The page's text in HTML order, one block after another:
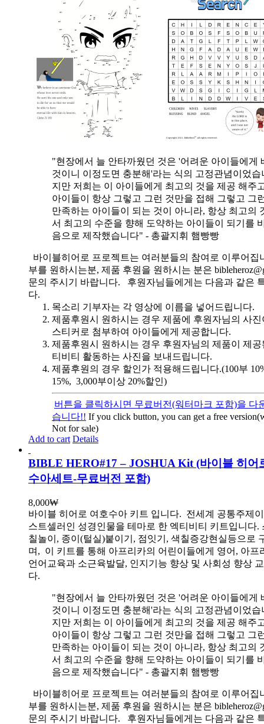
"현장에서 늘 안타까웠던 것은 '어려운 아이들에게
것이니 이정도면 충분해'라는 식의 고정관념이었습
지만 저희는 이 아이들에게 최고의 것을 제공 해주
아이들이 항상 그렇고 그런 것만을 접해 그렇고 그
만족하는 아이들이 되는 것이 아니라, 항상 최고의
서 최고의 수준을 향해 도약하는 아이들이 되기를
음으로 제작했습니다" - 총괄지휘 햄빵빵
바이블히어로 프로젝트는 여러분들의 참여로 이루어집
부를 원하시는분, 제품 후원을 원하시는 분은
문의 주시기 바랍니다. 후원자님들에게는 다음과 같은
다.
목소리 기부자는 각 영상에 이름을 넣어드립니다.
제품후원시 원하시는 경우 제품에 후원자님의 사
스티커로 첨부하여 아이들에게 제공합니다.
제품후원시 원하시는 경우 후원자님의 제품이 제
티비티 활동하는 사진을 보내드립니다.
제품후원의 경우 할인가 적용해드립니다.(100부
15%, 3,000부이상 20%할인)
버튼을 클릭하시면 무료버전(워터마크 포함)을 다
습니다!! If you click button, you can get a free
Not for sale)
Add to cart Details
BIBLE HERO#17 – JOSHUA Kit (바이블 히어
수아세트-무료버전 포함)
8,000₩
바이블 히어로 여호수아 키트 입니다. 전세계 공통주제
스트셀러인 성경인물을 테마로 한 엑티비티 키트입니다.
칠놀이, 종이(털실)붙이기, 점잇기, 색칠증강현실등으로
며, 이 키트를 통해 아프리카의 어린이들에게 영어, 아프
언어교육과 소근육발달, 인지기능 향상 및 사회성 향상
다.
"현장에서 늘 안타까웠던 것은 '어려운 아이들에게
것이니 이정도면 충분해'라는 식의 고정관념이었습
지만 저희는 이 아이들에게 최고의 것을 제공 해주
아이들이 항상 그렇고 그런 것만을 접해 그렇고 그
만족하는 아이들이 되는 것이 아니라, 항상 최고의
서 최고의 수준을 향해 도약하는 아이들이 되기를
음으로 제작했습니다" - 총괄지휘 햄빵빵
바이블히어로 프로젝트는 여러분들의 참여로 이루어집
부를 원하시는분, 제품 후원을 원하시는 분은
문의 주시기 바랍니다. 후원자님들에게는 다음과 같은